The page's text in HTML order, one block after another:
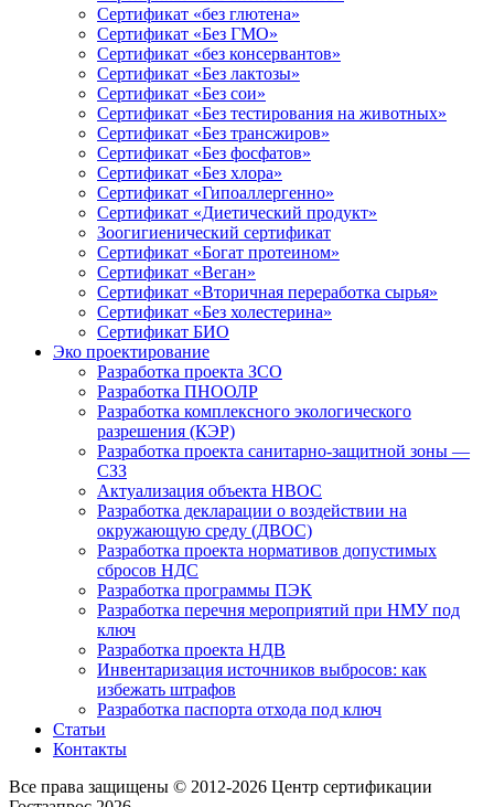
Сертификат «без глютена»
Сертификат «Без ГМО»
Сертификат «без консервантов»
Сертификат «Без лактозы»
Сертификат «Без сои»
Сертификат «Без тестирования на животных»
Сертификат «Без трансжиров»
Сертификат «Без фосфатов»
Сертификат «Без хлора»
Сертификат «Гипоаллергенно»
Сертификат «Диетический продукт»
Зоогигиенический сертификат
Сертификат «Богат протеином»
Сертификат «Веган»
Сертификат «Вторичная переработка сырья»
Сертификат «Без холестерина»
Сертификат БИО
Эко проектирование
Разработка проекта ЗСО
Разработка ПНООЛР
Разработка комплексного экологического
разрешения (КЭР)
Разработка проекта санитарно-защитной зоны —
СЗЗ
Актуализация объекта НВОС
Разработка декларации о воздействии на
окружающую среду (ДВОС)
Разработка проекта нормативов допустимых
сбросов НДС
Разработка программы ПЭК
Разработка перечня мероприятий при НМУ под
ключ
Разработка проекта НДВ
Инвентаризация источников выбросов: как
избежать штрафов
Разработка паспорта отхода под ключ
Статьи
Контакты
Все права защищены © 2012-2026 Центр сертификации